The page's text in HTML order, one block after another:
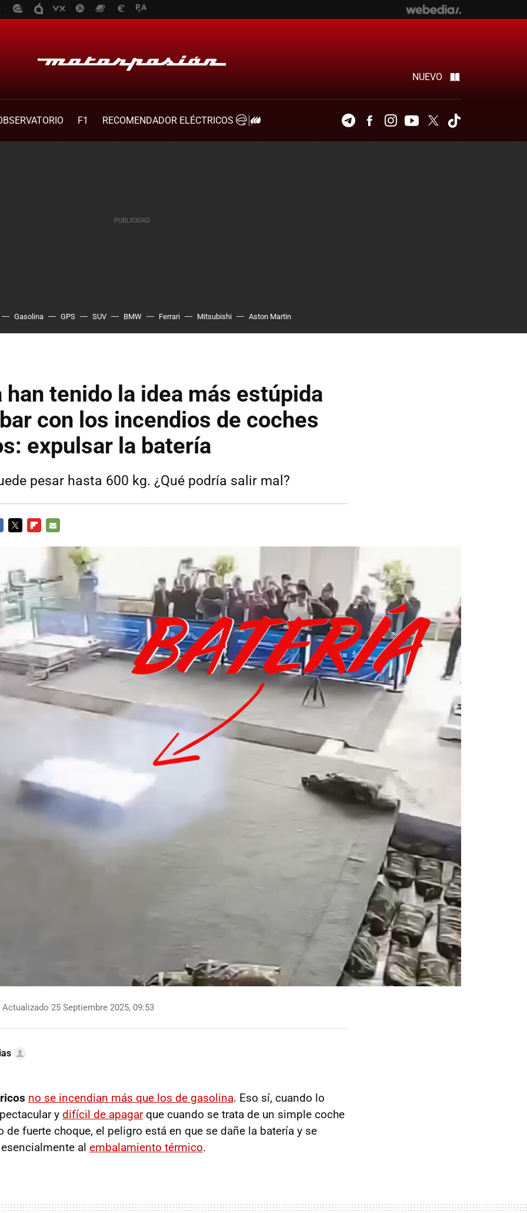
NUEVO
F1 RECOMENDADOR ELÉCTRICOS TelegramFacebookInstagramYoutubeTwitter
Gasolina GPS SUV BMW Ferrari Mitsubishi Aston Martin
han tenido la idea más estúpida
con los incendios de coches
expulsar la batería
pesar hasta 600 kg. ¿Qué podría salir mal?
Actualizado 25 Septiembre 2025, 09:53
no se incendian más que los de gasolina. Eso sí, cuando lo
y difícil de apagarque cuando se trata de un simple coche
de fuerte choque, el peligro está en que se dañe la batería y se
al embalamiento térmico.